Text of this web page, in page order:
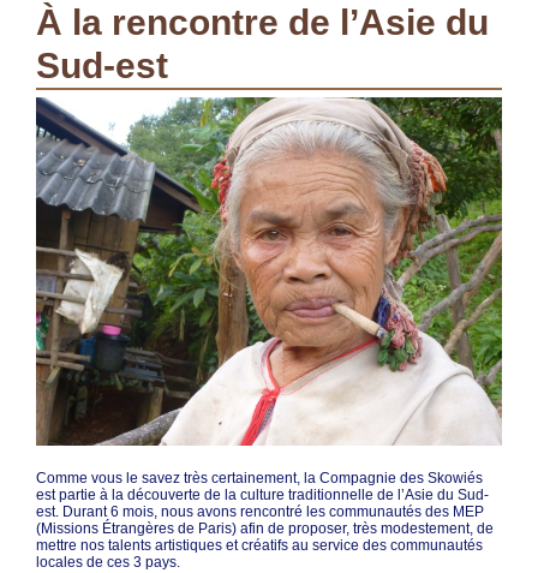
À la rencontre de l’Asie du
Sud-est
Comme vous le savez très certainement, la Compagnie des Skowiés
est partie à la découverte de la culture traditionnelle de l’Asie du Sud-
est. Durant 6 mois, nous avons rencontré les communautés des MEP
(Missions Étrangères de Paris) afin de proposer, très modestement, de
mettre nos talents artistiques et créatifs au service des communautés
locales de ces 3 pays.